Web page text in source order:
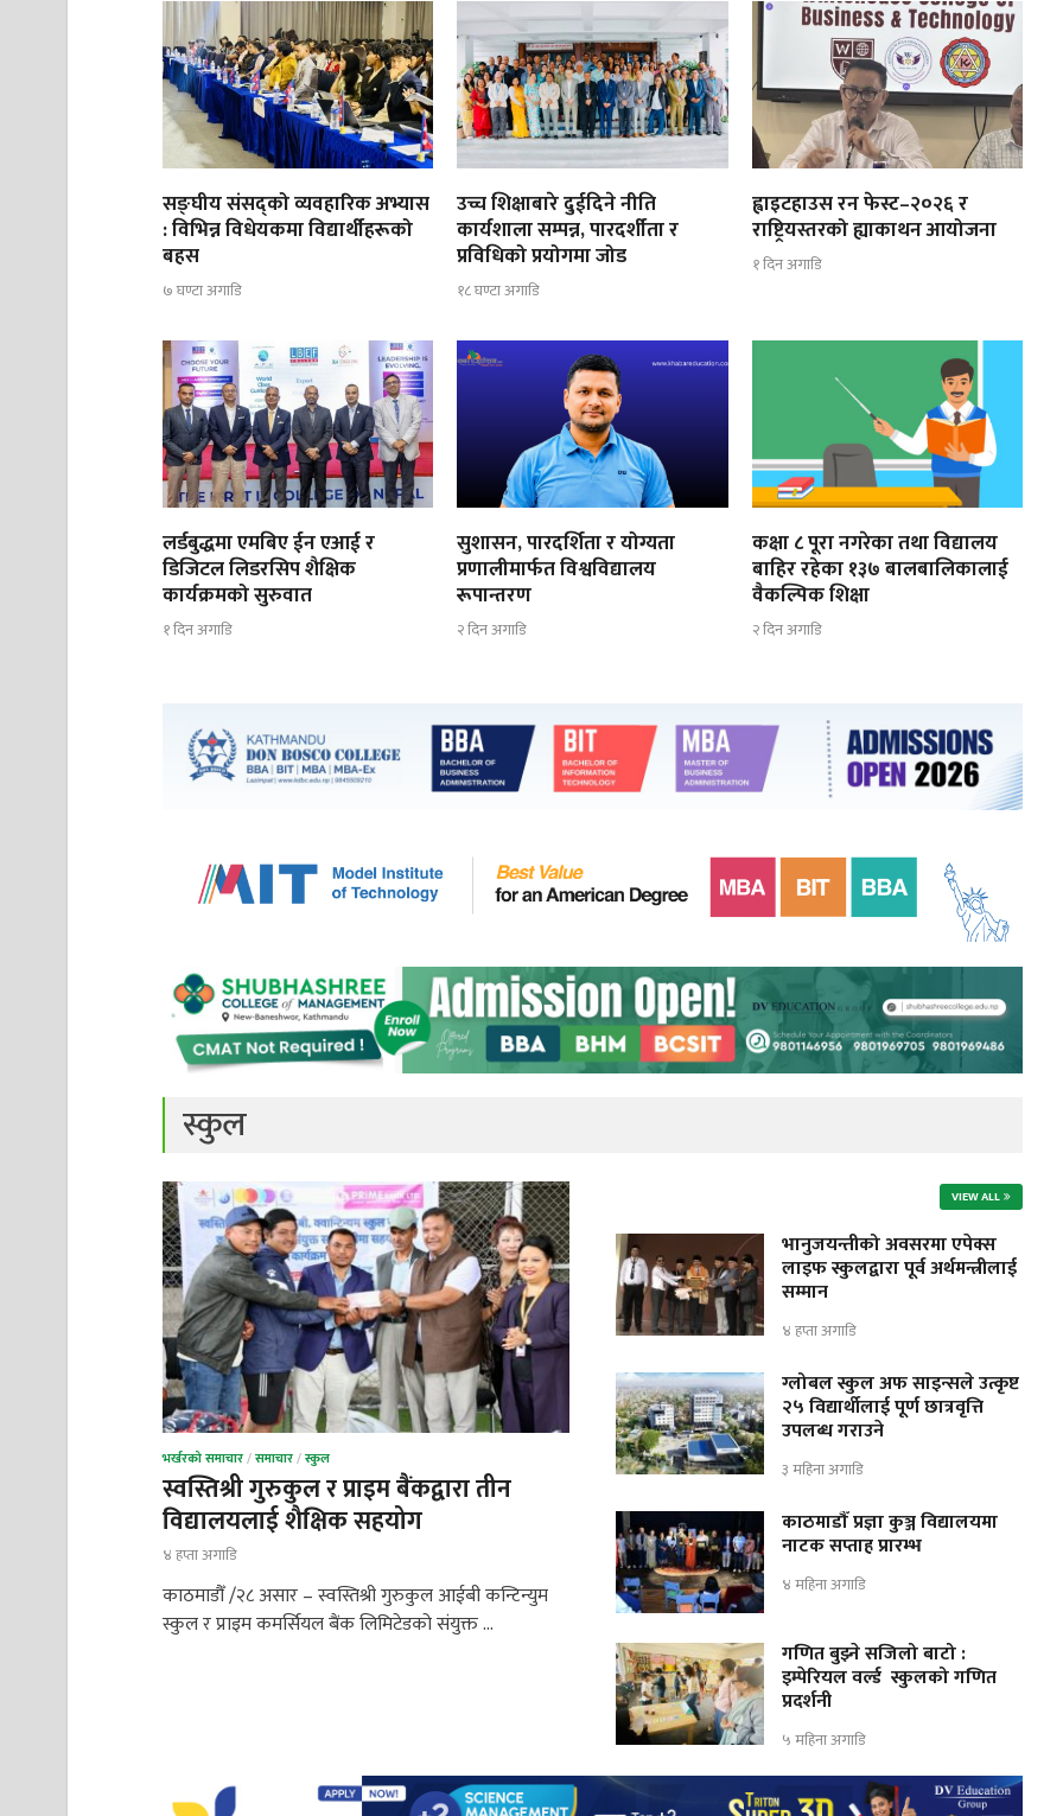
सङ्घीय संसद्को व्यवहारिक अभ्यास
: विभिन्न विधेयकमा विद्यार्थीहरूको
बहस
७ घण्टा अगाडि
उच्च शिक्षाबारे दुईदिने नीति
कार्यशाला सम्पन्न, पारदर्शीता र
प्रविधिको प्रयोगमा जोड
१८ घण्टा अगाडि
ह्वाइटहाउस रन फेस्ट–२०२६ र
राष्ट्रियस्तरको ह्याकाथन आयोजना
१ दिन अगाडि
लर्डबुद्धमा एमबिए ईन एआई र
डिजिटल लिडरसिप शैक्षिक
कार्यक्रमको सुरुवात
१ दिन अगाडि
सुशासन, पारदर्शिता र योग्यता
प्रणालीमार्फत विश्वविद्यालय
रूपान्तरण
२ दिन अगाडि
कक्षा ८ पूरा नगरेका तथा विद्यालय
बाहिर रहेका १३७ बालबालिकालाई
वैकल्पिक शिक्षा
२ दिन अगाडि
स्कुल
VIEW ALL
भर्खरको समाचार/समाचार/स्कुल
स्वस्तिश्री गुरुकुल र प्राइम बैंकद्वारा तीन
विद्यालयलाई शैक्षिक सहयोग
४ हप्ता अगाडि
काठमाडौँ /२८ असार – स्वस्तिश्री गुरुकुल आईबी कन्टिन्युम
स्कुल र प्राइम कमर्सियल बैंक लिमिटेडको संयुक्त …
भानुजयन्तीको अवसरमा एपेक्स
लाइफ स्कुलद्वारा पूर्व अर्थमन्त्रीलाई
सम्मान
४ हप्ता अगाडि
ग्लोबल स्कुल अफ साइन्सले उत्कृष्ट
२५ विद्यार्थीलाई पूर्ण छात्रवृत्ति
उपलब्ध गराउने
३ महिना अगाडि
काठमाडौँ प्रज्ञा कुञ्ज विद्यालयमा
नाटक सप्ताह प्रारम्भ
४ महिना अगाडि
गणित बुझ्ने सजिलो बाटो :
इम्पेरियल वर्ल्ड स्कुलको गणित
प्रदर्शनी
५ महिना अगाडि